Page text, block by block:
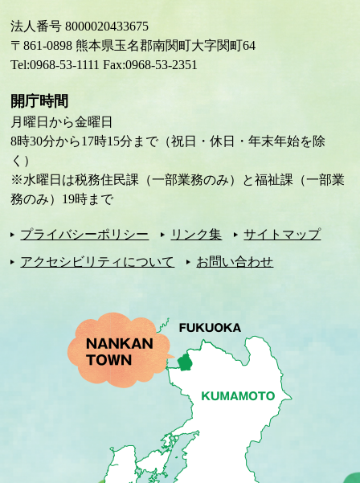
法人番号 8000020433675
〒861-0898 熊本県玉名郡南関町大字関町64
Tel:0968-53-1111 Fax:0968-53-2351
開庁時間
月曜日から金曜日
8時30分から17時15分まで（祝日・休日・年末年始を除
く）
※水曜日は税務住民課（一部業務のみ）と福祉課（一部業
務のみ）19時まで
プライバシーポリシー リンク集
サイトマップ
アクセシビリティについて
お問い合わせ